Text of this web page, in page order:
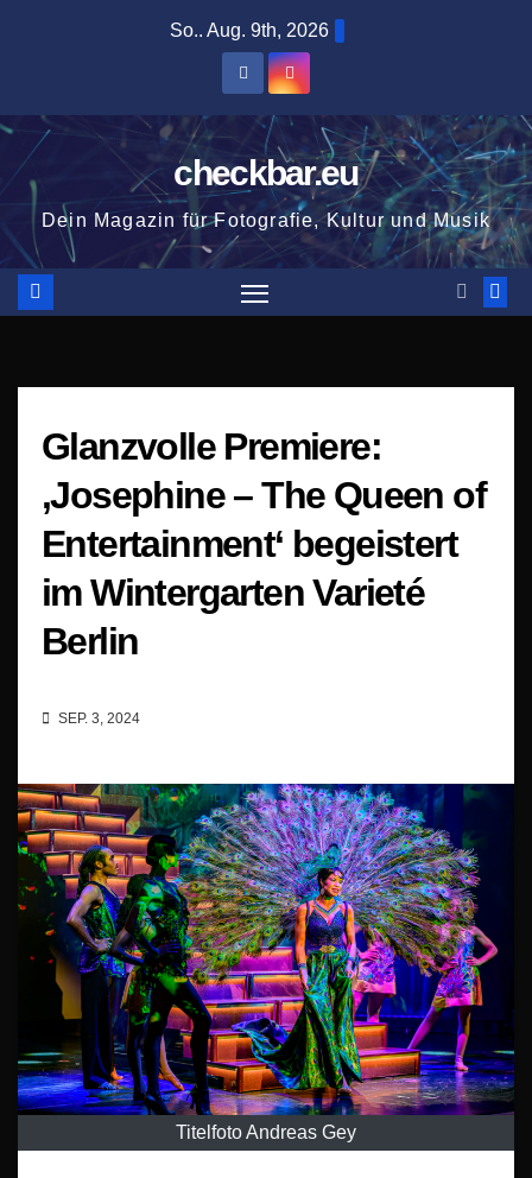
So.. Aug. 9th, 2026
checkbar.eu
Dein Magazin für Fotografie, Kultur und Musik
Glanzvolle Premiere:
‚Josephine – The Queen of
Entertainment‘ begeistert
im Wintergarten Varieté
Berlin
SEP. 3, 2024
Titelfoto Andreas Gey